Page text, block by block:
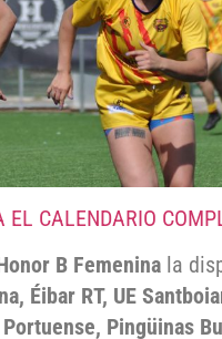
EL CALENDARIO
B Femenina la
Éibar RT, UE
Pingüinas